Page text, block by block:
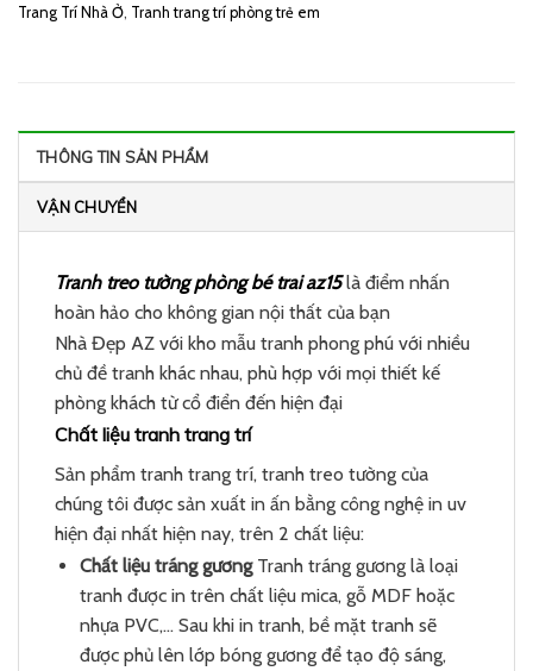
Trang Trí Nhà Ở, Tranh trang trí phòng trẻ em
THÔNG TIN SẢN PHẨM
VẬN CHUYỂN
Tranh treo tường phòng bé trai az15là điểm nhấn
hoàn hảo cho không gian nội thất của bạn
Nhà Đẹp AZ với kho mẫu tranh phong phú với nhiều
chủ đề tranh khác nhau, phù hợp với mọi thiết kế
phòng khách từ cổ điển đến hiện đại
Chất liệu tranh trang trí
Sản phẩm tranh trang trí, tranh treo tường của
chúng tôi được sản xuất in ấn bằng công nghệ in uv
hiện đại nhất hiện nay, trên 2 chất liệu:
Chất liệu tráng gương Tranh tráng gương là loại
tranh được in trên chất liệu mica, gỗ MDF hoặc
nhựa PVC,… Sau khi in tranh, bề mặt tranh sẽ
được phủ lên lớp bóng gương để tạo độ sáng,